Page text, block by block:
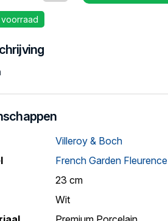
Villeroy & Boch
French Garden Fleurence
23 cm
Wit